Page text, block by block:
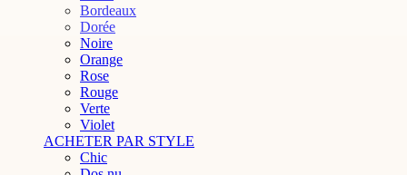
Bordeaux
Dorée
Noire
Orange
Rose
Rouge
Verte
Violet
ACHETER PAR STYLE
Chic